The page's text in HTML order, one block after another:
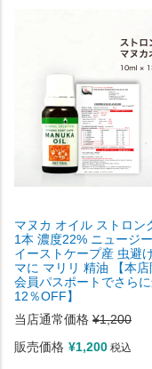
マヌカ オイル ストロン
1本 濃度22% ニュージ
イーストケープ産 虫避
マに マリリ 精油 【本店
会員パスポートでさら
12％OFF】
当店通常価格 ¥1,200
販売価格 ¥1,200 税込